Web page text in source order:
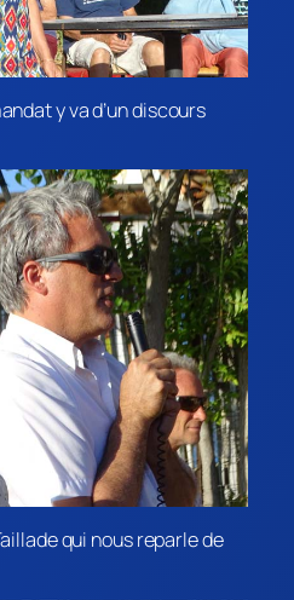
y va d’un discours
qui nous reparle de